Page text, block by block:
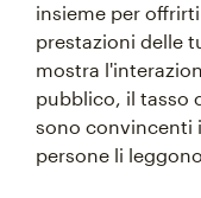
insieme per
prestazioni delle
mostra
pubblico, il tasso
sono convincenti
persone li